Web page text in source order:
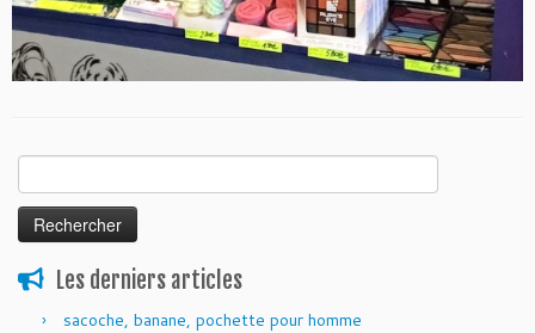
Les derniers articles
sacoche, banane, pochette pour homme